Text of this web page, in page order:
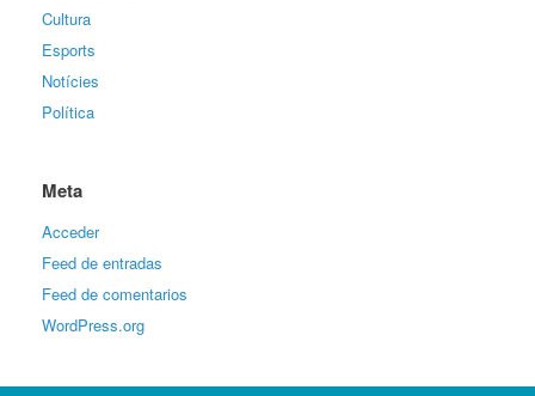
Cultura
Esports
Notícies
Política
Meta
Acceder
Feed de entradas
Feed de comentarios
WordPress.org